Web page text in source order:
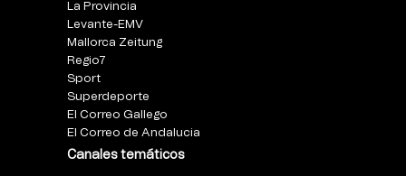
La Provincia
Levante-EMV
Mallorca Zeitung
Regio7
Sport
Superdeporte
El Correo Gallego
El Correo de Andalucia
Canales temáticos